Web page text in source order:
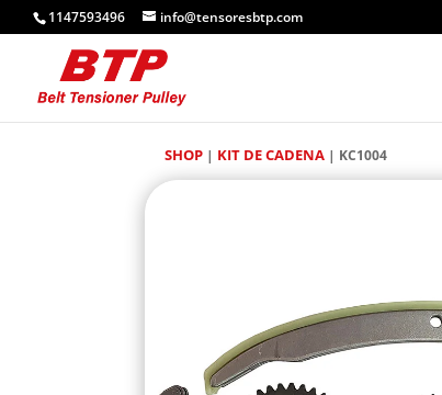
1147593496 info@tensoresbtp.com
SHOP | KIT DE CADENA | KC1004